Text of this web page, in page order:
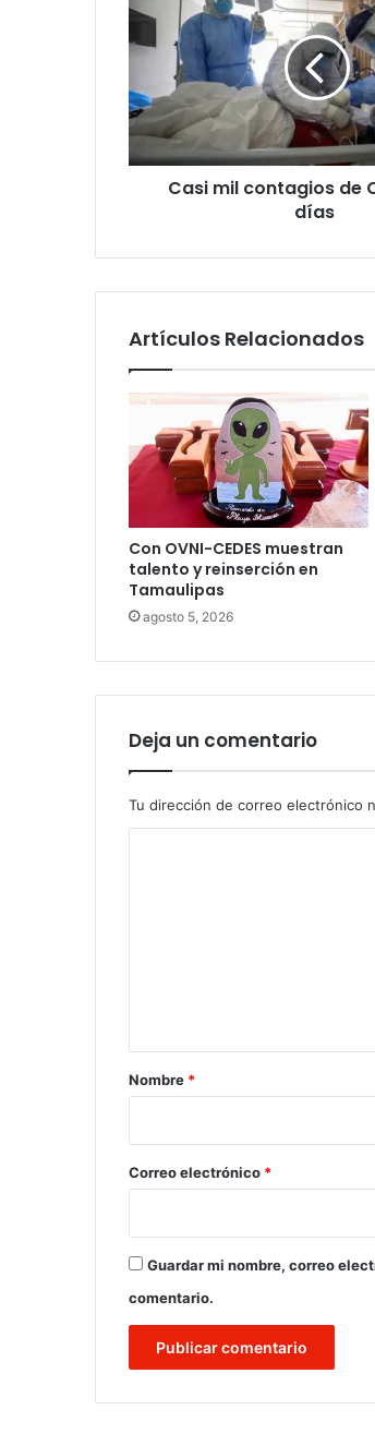
Casi mil contagios de
días
Artículos Relacionados
Con OVNI-CEDES muestran
talento y reinserción en
Tamaulipas
agosto 5, 2026
Deja un comentario
Tu dirección de correo electrónico
r
*
Nombre *
Correo electrónico *
Guardar mi nombre, correo
comentario.